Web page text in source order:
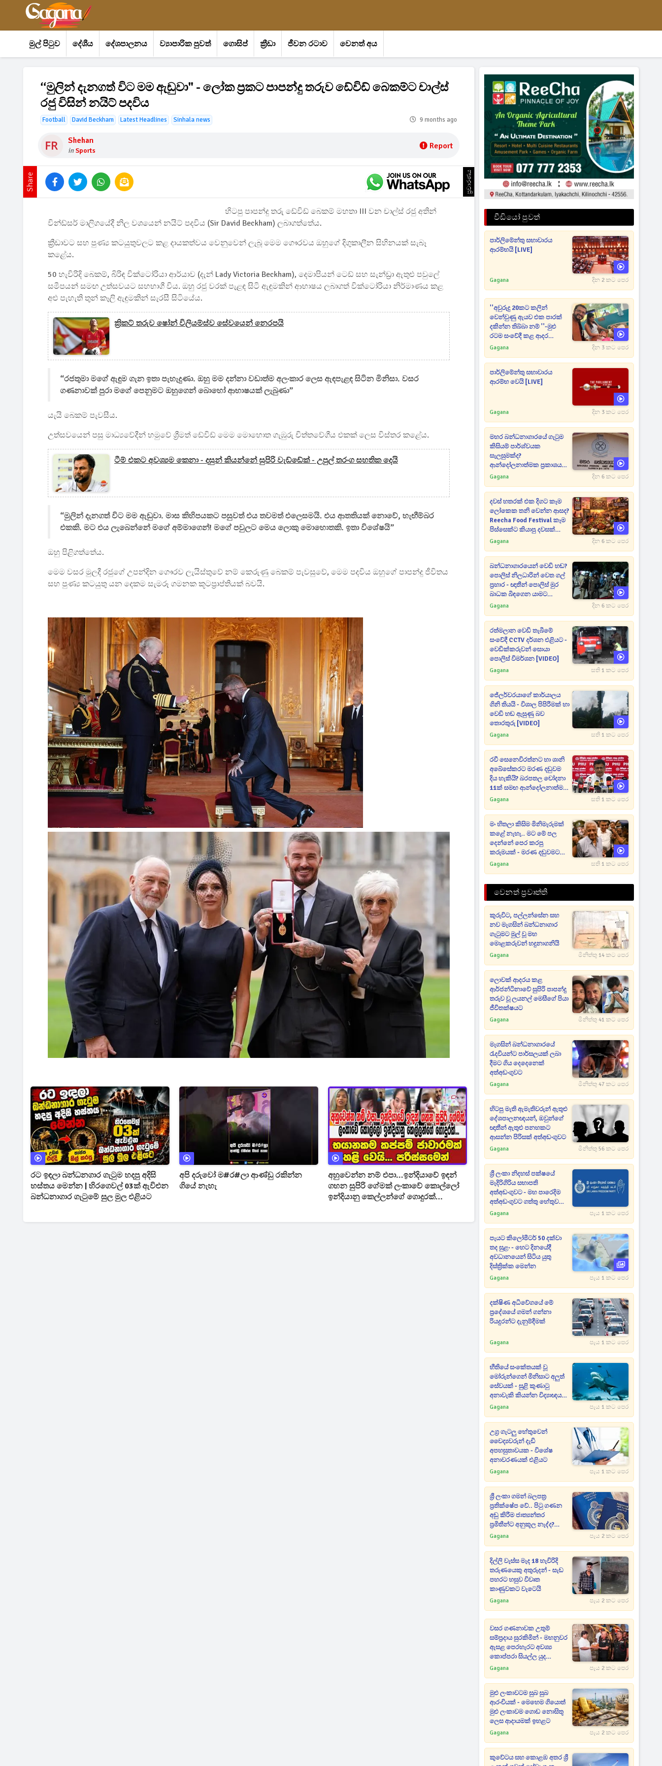
මුල් පිටුව දේශීය දේශපාලනය ව්‍යාපාරික පුවත් ගොසිප් ක්‍රීඩා ජීවන රටාව වෙනත් අය
“මුලින් දැනගත් විට මම ඇඬුවා" - ලෝක ප්‍රකට පාපන්දු තරුව ඩේවිඩ් බෙකම්ට චාල්ස්
රජු විසින් නයිට් පදවිය
Football David Beckham Latest Headlines Sinhala news 9 months ago
Shehan
inSports Report
Share ප්‍රචාරණය
හිටපු පාපන්දු තරු ඩේවිඩ් බෙකම් මහතා III වන චාල්ස් රජු අතින්
වින්ඩ්සර් මාලිගයේදී නිල වශයෙන් නයිට් පදවිය (Sir David Beckham) ලබාගත්තේය.
ක්‍රීඩාවට සහ පුණ්‍ය කටයුතුවලට කළ දායකත්වය වෙනුවෙන් ලැබූ මෙම ගෞරවය ඔහුගේ දිගුකාලීන සිහිනයක් සැබෑ
කළේය.
50 හැවිරිදි බෙකම්, බිරිඳ වික්ටෝරියා ආර්යාව (දැන් Lady Victoria Beckham), දෙමාපියන් ටෙඩ් සහ සැන්ඩ්‍රා ඇතුළු පවුලේ
සමීපයන් සමඟ උත්සවයට සහභාගී විය. ඔහු රජු වරක් පැළඳ සිටි ඇඳුමකින් ආභාෂය ලබාගත් වික්ටෝරියා නිර්මාණය කළ
අළු පැහැති තුන් කෑලි ඇඳුමකින් සැරසී සිටියේය.
ක්‍රිකට් තරුව ෂෝන් විලියම්ස්ව සේවයෙන් නෙරපයි
“රජතුමා මගේ ඇඳුම ගැන ඉතා පැහැදුණා. ඔහු මම දන්නා වඩාත්ම අලංකාර ලෙස ඇඳපැළඳ සිටින මිනිසා. වසර
ගණනාවක් පුරා මගේ පෙනුමට ඔහුගෙන් බොහෝ ආභාෂයක් ලැබුණා”
යැයි බෙකම් පැවසීය.
උත්සවයෙන් පසු මාධ්‍යවේදීන් හමුවේ ශ්‍රීමත් ඩේවිඩ් මෙම මොහොත ගැඹුරු චිත්තවේගීය එකක් ලෙස විස්තර කළේය.
ටීම් එකට අවශ්‍යම කෙනා - දසුන් කියන්නේ සුපිරි වැඩ්ඩේක් - උපුල් තරංග සහතික දෙයි
“මුලින් දැනගත් විට මම ඇඬුවා. මාස කිහිපයකට පසුවත් එය තවමත් එලෙසමයි. එය ආතතියක් නොවේ, හැඟීම්බර
එකකි. මට එය ලැබෙන්නේ මගේ අම්මාගෙන්! මගේ පවුලට මෙය ලොකු මොහොතකි. ඉතා විශේෂයි”
ඔහු පිළිගත්තේය.
මෙම වසර මුලදී රජුගේ උපන්දින ගෞරව ලැයිස්තුවේ නම් කෙරුණු බෙකම් පැවසුවේ, මෙම පදවිය ඔහුගේ පාපන්දු ජීවිතය
සහ පුණ්‍ය කටයුතු යන දෙකම සැමරූ ගමනක කූටප්‍රාප්තියක් බවයි.
රට ඉඳලා බන්ධනගාර ගැටුම හදපු අදිසි
හස්තය මෙන්න | හිරගෙවල් 03ක් ඇවිළුන
බන්ධනාගාර ගැටුමේ සුල මුල එළියට
අපි දරුවෝ ම#ර#ලා ආණ්ඩු රකින්න
ගියේ නැහැ
අහුවෙන්න නම් එපා...ඉන්දියාවේ ඉඳන්
ගහන සුපිරි ගේමක් ලංකාවේ කොල්ලෝ
ඉන්දියානු කෙල්ලන්ගේ ගොදුරක්...
වීඩියෝ පුවත්
පාර්ලිමේන්තු සභාවාරය
ආරම්භයි [LIVE]
Gagana දින 2 කට පෙර
''අවුරුදු 20කට කලින්
වෙන්වුණු ඇයව එක පාරක්
දකින්න තිබ්බා නම් ''-මුළු
රටම සංවේදී කළ ආදර
අමරණීය මතකය
Gagana දින 3 කට පෙර
පාර්ලිමේන්තු සභාවාරය
ආරම්භ වෙයි [LIVE]
Gagana දින 3 කට පෙර
මහර බන්ධනාගාරයේ ගැටුම
කිසියම් පාර්ශ්වයක
සැලසුමක්ද?
ආන්දෝලනාත්මක ප්‍රකාශයක්
එළියට [VIDEO]
Gagana දින 6 කට පෙර
දවස් හතරක් එක දිගට කෑම
ලෝකෙක තනි වෙන්න ආසද?
Reecha Food Festival කෑම
පිස්සෙක්ට කියාපු දවසක්
මෙන්න
Gagana දින 6 කට පෙර
බන්ධනාගාරයෙන් වෙඩි හඬ?
පොලිස් නිලධාරින් වෙත ගල්
ප්‍රහාර - ඥාතීන් පොලිස් මුර
බාධක බිඳගෙන යාමට
උත්සාහයක [VIDEO]
Gagana දින 6 කට පෙර
රත්මලාන වෙඩි තැබීමේ
සංවේදී CCTV දර්ශන එළියට -
වෙඩික්කරුවන් සොයා
පොලිස් විමර්ශන [VIDEO]
Gagana සති 1 කට පෙර
ජේලර්වරයාගේ කාර්යාලය
ගිනි තියයි - විශාල පිපිරීමක් හා
වෙඩි හඬ ඇසුණු බව
තොරතුරු [VIDEO]
Gagana සති 1 කට පෙර
රවී සෙනෙවිරත්නට හා ශානි
අබේසේකරට මරණ දඬුවම
දිය හැකියි? බරපතල චෝදනා
11ක් සමඟ ආන්දෝලනාත්මක
ප්‍රකාශයක් [VIDEO]
Gagana සති 1 කට පෙර
මං හිතලා කිසිම මිනිමැරුමක්
කළේ නැහැ.. මට මේ පල
දෙන්නේ පෙර කරපු
කරුමයක් - මරණ දඬුවමට
කළින් කට ඇරපු පූජිත් හඬා
Gagana සති 1 කට පෙර
වෙනත් ප්‍රවෘත්ති
කුරුවිට, පල්ලන්සේන සහ
නව මැගසින් බන්ධනාගාර
ගැටුමට මුල් වූ මහ
මොළකරුවන් හදුනාගනියි
Gagana මිනිත්තු 14 කට පෙර
ලොවක් ආදරය කළ
ආර්ජන්ටිනාවේ සුපිරි පාපන්දු
තරුව වූ ලයනල් මෙසීගේ පියා
ජීවිතක්ෂයට
Gagana මිනිත්තු 41 කට පෙර
මැගසින් බන්ධනාගාරයේ
රැදවියන්ට පාර්සලයක් ලබා
දීමට ගිය දෙදෙනෙක්
අත්අඩංගුවට
Gagana මිනිත්තු 47 කට පෙර
හිටපු මැති ඇමැතිවරුන් ඇතුළු
දේශපාලනඥයන්, ඔවුන්ගේ
ඥාතීන් ඇතුළු පනහකට
ආසන්න පිරිසක් අත්අඩංගුවට
Gagana මිනිත්තු 56 කට පෙර
ශ්‍රී ලංකා නිදහස් පක්ෂයේ
මැදිරිගිරිය සභාපති
අත්අඩංගුවට - මහ පාරෙදිම
අත්අඩංගුවට ගත්තු හේතුව
මෙන්න
Gagana පැය 1 කට පෙර
පැයට කිලෝමීටර් 50 දක්වා
තද සුළං - හෙට දිනයේදී
අවධානයෙන් සිටිය යුතු
දිස්ත්‍රික්ක මෙන්න
Gagana පැය 1 කට පෙර
දක්ෂිණ අධිවේගයේ මේ
ප්‍රදේශයේ ගමන් ගන්නා
රියදුරන්ට දැනුම්දීමක්
Gagana පැය 1 කට පෙර
භීතියේ සංකේතයක් වූ
මෝරුන්ගෙන් මිනිසාට අලුත්
සේවයක් - සුළි කුණාටු
අනාවැකි කියන්න විද්‍යාඥයන්
මෝරුන්ගෙන් උදව් ගනී
Gagana පැය 1 කට පෙර
උග්‍ර ගැටලු හේතුවෙන්
වෛද්‍යවරුන් දැඩි
අපහසුතාවයක - විශේෂ
අනාවරණයක් එළියට
Gagana පැය 1 කට පෙර
ශ්‍රී ලංකා ගමන් බලපත්‍ර
ප්‍රතික්ෂේප වේ.. පිටු ගණන
අඩු කිරීම ජාත්‍යන්තර
ප්‍රමිතීන්ට අනුකූල නැද්ද?
බරපතළ චෝදනාවක්
Gagana පැය 2 කට පෙර
දිල්ලි වැස්ස මැද 18 හැවිරිදි
තරුණයෙකු අතුරුදන් - සැඩ
පහරට හසුව විවෘත
කාණුවකට වැටෙයි
Gagana පැය 2 කට පෙර
වසර ගණනාවක උතුම්
සම්ප්‍රදාය සුරකිමින් - මහනුවර
ඇසළ පෙරහැරට අවශ්‍ය
කොප්පරා සියල්ල යුද
හමුදාවෙන් පූජා කරයි
Gagana පැය 2 කට පෙර
මුළු ලංකාවටම සුබ සුබ
ආරංචියක් - මෙහෙම ගියොත්
මුළු ලංකාවම ගොඩ නොසිතූ
ලෙස ආදායමක් ඉහළට
Gagana පැය 2 කට පෙර
කුවේටය සහ කොළඹ අතර ශ්‍රී